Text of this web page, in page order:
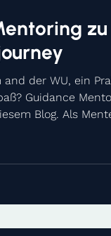
zu
der WU, ein
Guidance
Blog. Als
Dies hat mich
Praktika-
unter ander